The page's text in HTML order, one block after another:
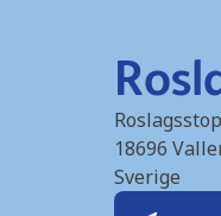
18696
Sverige